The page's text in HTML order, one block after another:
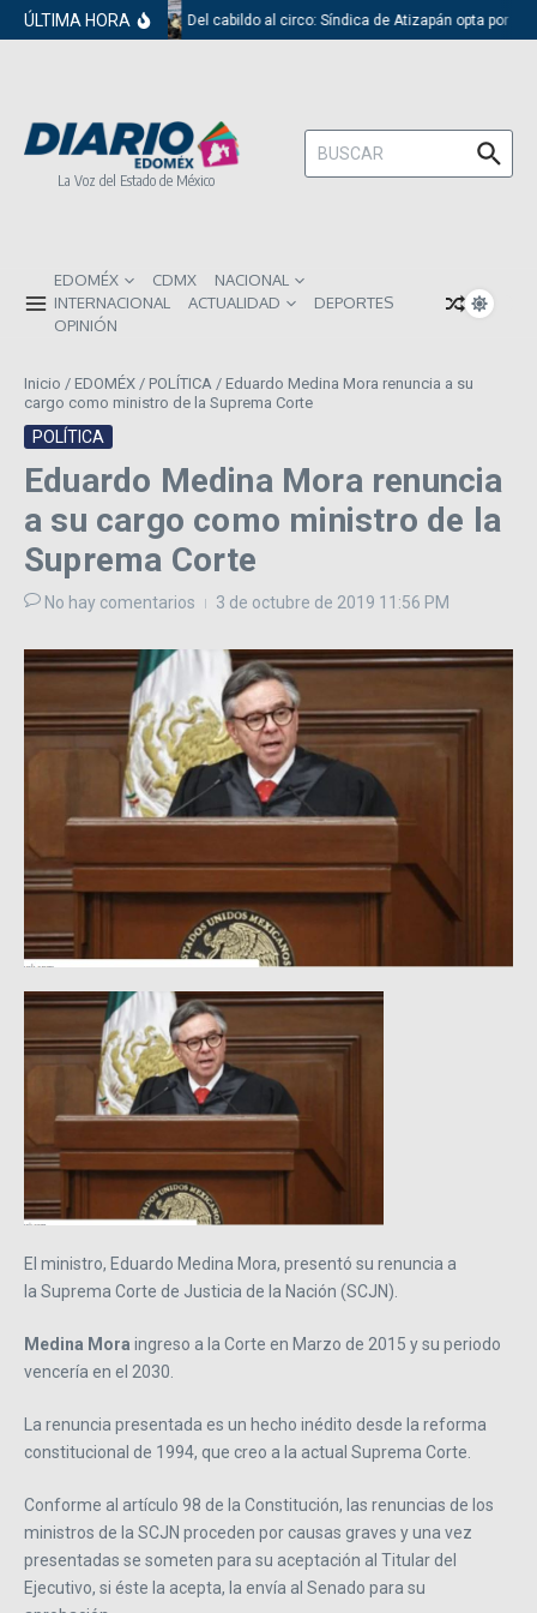
Saltar al contenido
ÚLTIMA HORA Del cabildo al circo: Síndica de Atizapán opta por el
La Voz del Estado de México
Buscar:
EDOMÉX CDMX
NACIONAL
INTERNACIONAL
ACTUALIDAD
DEPORTES
OPINIÓN
Inicio / EDOMÉX / POLÍTICA / Eduardo Medina Mora renuncia a su
cargo como ministro de la Suprema Corte
POLÍTICA
Eduardo Medina Mora renuncia
a su cargo como ministro de la
Suprema Corte
No hay comentarios 3 de octubre de 2019 11:56 PM
El ministro, Eduardo Medina Mora, presentó su renuncia a
la Suprema Corte de Justicia de la Nación (SCJN).
Medina Mora ingreso a la Corte en Marzo de 2015 y su periodo
vencería en el 2030.
La renuncia presentada es un hecho inédito desde la reforma
constitucional de 1994, que creo a la actual Suprema Corte.
Conforme al artículo 98 de la Constitución, las renuncias de los
ministros de la SCJN proceden por causas graves y una vez
presentadas se someten para su aceptación al Titular del
Ejecutivo, si éste la acepta, la envía al Senado para su